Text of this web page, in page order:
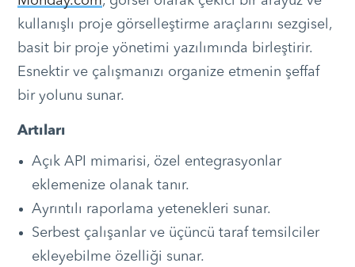
kullanışlı proje görselleştirme araçlarını sezgisel,
basit bir proje yönetimi yazılımında birleştirir.
Esnektir ve çalışmanızı organize etmenin şeffaf
bir yolunu sunar.
Artıları
Açık API mimarisi, özel entegrasyonlar
eklemenize olanak tanır.
Ayrıntılı raporlama yetenekleri sunar.
Serbest çalışanlar ve üçüncü taraf temsilciler
ekleyebilme özelliği sunar.